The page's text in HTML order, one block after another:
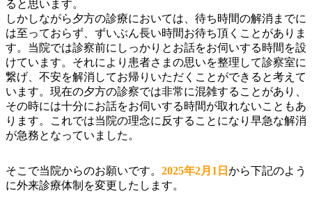
ると思います。
しかしながら夕方の診療においては、待ち時間の解消までに
は至っておらず、ずいぶん長い時間お待ち頂くことがありま
す。当院では診察前にしっかりとお話をお伺いする時間を設
けています。それにより患者さまの思いを整理して診察室に
繋げ、不安を解消してお帰りいただくことができると考えて
います。現在の夕方の診察では非常に混雑することがあり、
その時には十分にお話をお伺いする時間が取れないこともあ
ります。これでは当院の理念に反することになり早急な解消
が急務となっていました。
そこで当院からのお願いです。 2025年2月1日 から下記のよう
に外来診療体制を変更したします。